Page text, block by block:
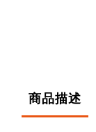
商品描述